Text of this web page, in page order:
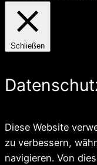
Schließen
Diese Website
zu verbessern,
navigieren. Von